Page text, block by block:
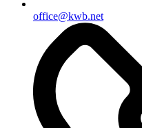
office@kwb.net